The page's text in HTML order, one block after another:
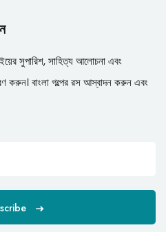
সুপারিশ, সাহিত্য আলোচনা এবং
করুন। বাংলা গল্পের রস আস্বাদন করুন এবং